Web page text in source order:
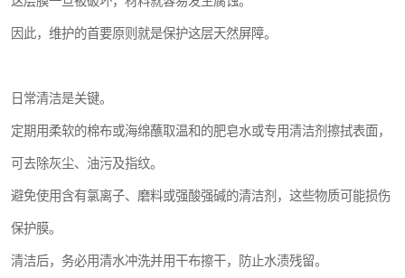
因此，维护的首要原则就是保护这层天然屏障。
日常清洁是关键。
定期用柔软的棉布或海绵蘸取温和的肥皂水或专用清洁剂擦拭表面，
可去除灰尘、油污及指纹。
避免使用含有氯离子、磨料或强酸强碱的清洁剂，这些物质可能损伤
保护膜。
清洁后，务必用清水冲洗并用干布擦干，防止水渍残留。